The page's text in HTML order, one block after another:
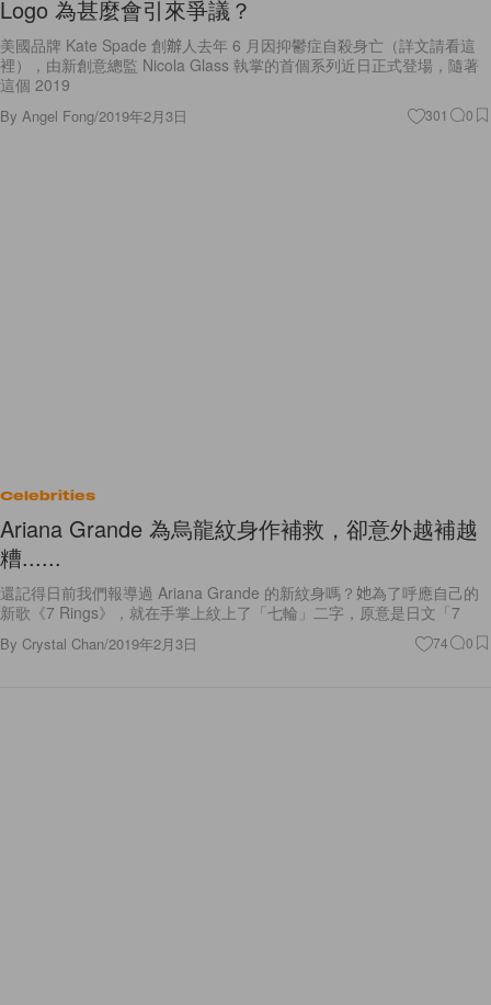
Logo 為甚麼會引來爭議？
美國品牌 Kate Spade 創辦人去年 6 月因抑鬱症自殺身亡（詳文請看這
裡），由新創意總監 Nicola Glass 執掌的首個系列近日正式登場，隨著
這個 2019
By Angel Fong/2019年2月3日 301 0
Celebrities
Ariana Grande 為烏龍紋身作補救，卻意外越補越
糟......
還記得日前我們報導過 Ariana Grande 的新紋身嗎？她為了呼應自己的
新歌《7 Rings》，就在手掌上紋上了「七輪」二字，原意是日文「7
By Crystal Chan/2019年2月3日 74 0